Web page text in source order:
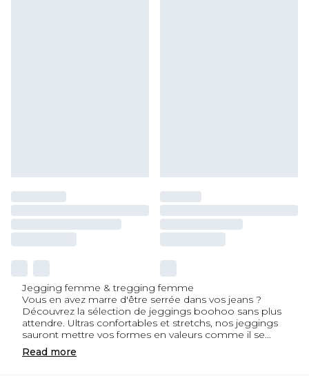
Jegging femme & tregging femme
Vous en avez marre d'être serrée dans vos jeans ?
Découvrez la sélection de jeggings boohoo sans plus
attendre. Ultras confortables et stretchs, nos jeggings
sauront mettre vos formes en valeurs comme il se...
Read more